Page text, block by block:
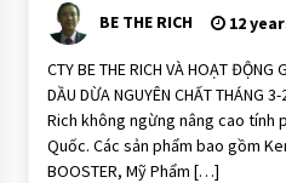
C
C
o
S
o
a
p
Đ
Ộ
G
H
o
ạ
t
Đ
BE THE RICH
12
CTY BE THE RICH VÀ HOẠT ĐỘNG
DẦU DỪA NGUYÊN CHẤT THÁNG
Rich không ngừng nâng cao tính
Quốc. Các sản phẩm bao gồm
BOOSTER, Mỹ Phẩm […]